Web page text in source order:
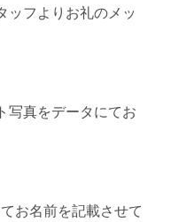
ッフよりお礼のメッ
写真をデータにてお
お名前を記載させて